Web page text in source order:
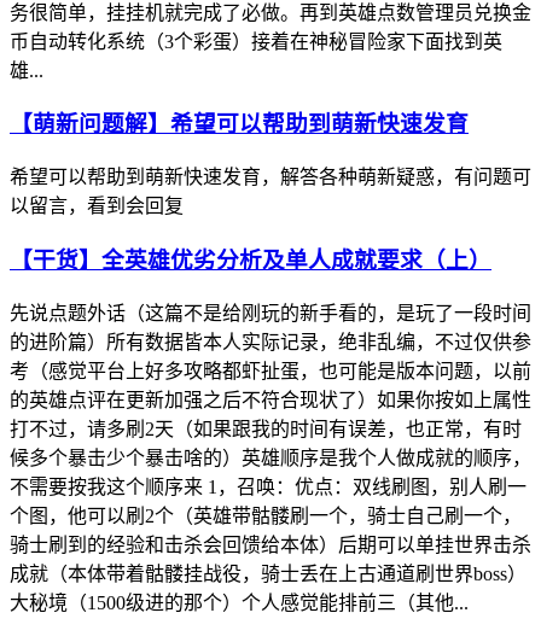
务很简单，挂挂机就完成了必做。再到英雄点数管理员兑换金
币自动转化系统（3个彩蛋）接着在神秘冒险家下面找到英
雄...
【萌新问题解】希望可以帮助到萌新快速发育
希望可以帮助到萌新快速发育，解答各种萌新疑惑，有问题可
以留言，看到会回复
【干货】全英雄优劣分析及单人成就要求（上）
先说点题外话（这篇不是给刚玩的新手看的，是玩了一段时间
的进阶篇）所有数据皆本人实际记录，绝非乱编，不过仅供参
考（感觉平台上好多攻略都虾扯蛋，也可能是版本问题，以前
的英雄点评在更新加强之后不符合现状了）如果你按如上属性
打不过，请多刷2天（如果跟我的时间有误差，也正常，有时
候多个暴击少个暴击啥的）英雄顺序是我个人做成就的顺序，
不需要按我这个顺序来 1，召唤：优点：双线刷图，别人刷一
个图，他可以刷2个（英雄带骷髅刷一个，骑士自己刷一个，
骑士刷到的经验和击杀会回馈给本体）后期可以单挂世界击杀
成就（本体带着骷髅挂战役，骑士丢在上古通道刷世界boss）
大秘境（1500级进的那个）个人感觉能排前三（其他...